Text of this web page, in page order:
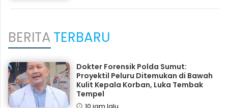
BERITATERBARU
Dokter Forensik Polda Sumut:
Proyektil Peluru Ditemukan di Bawah
Kulit Kepala Korban, Luka Tembak
Tempel